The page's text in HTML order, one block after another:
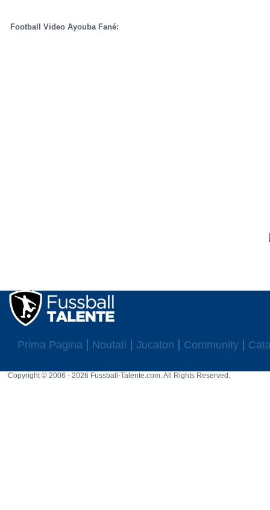
Football Video Ayouba Fané:
Prima Pagina Noutati Jucatori Community
Copyright © 2006 - 2026 Fussball-Talente.com. All Rights Reserved.